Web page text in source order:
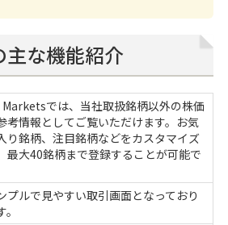
な機能紹介
Marketsでは、当社取扱銘柄以外の株価
考情報としてご覧いただけます。お気
り銘柄、注目銘柄などをカスタマイズ
最大40銘柄まで登録することが可能で
プルで見やすい取引画面となっており